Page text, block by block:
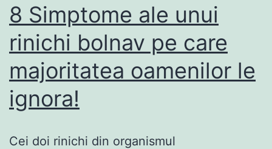
8 Simptome ale unui
rinichi bolnav pe care
majoritatea oamenilor le
ignora!
Cei doi rinichi din organismul